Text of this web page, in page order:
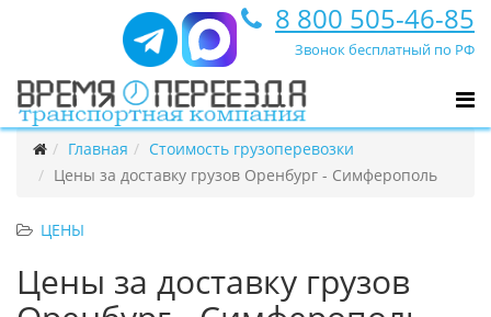
8 800 505-46-85
Звонок бесплатный по РФ
Главная
Стоимость грузоперевозки
Цены за доставку грузов Оренбург - Симферополь
ЦЕНЫ
Цены за доставку грузов